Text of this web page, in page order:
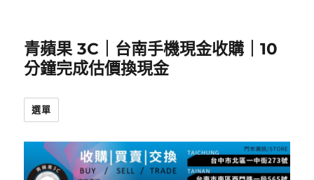
青蘋果 3C｜台南手機現金收購｜10
分鐘完成估價換現金
選單